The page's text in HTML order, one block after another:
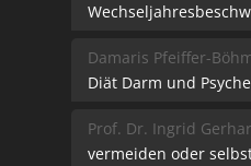
Damaris Pfeiffer-
Diät Darm und
Prof. Dr. Ingrid
vermeiden oder